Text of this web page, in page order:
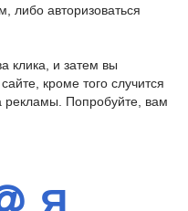
либо авторизоваться
клика, и затем вы
кроме того случится
рекламы. Попробуйте, вам